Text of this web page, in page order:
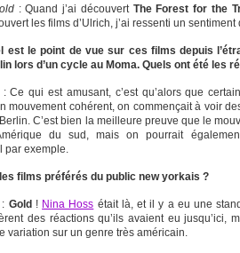
: Quand j’ai découvert The Forest for the
les films d’Ulrich, j’ai ressenti un
est le point de vue sur ces films depuis
lors d’un cycle au Moma. Quels ont été
Ce qui est amusant, c’est qu’alors que
mouvement cohérent, on commençait à voir
C’est bien la meilleure preuve que le
du sud, mais on pourrait
par exemple.
films préférés du public new yorkais ?
Gold ! Nina Hoss était là, et il y a eu une
des réactions qu’ils avaient eu
variation sur un genre très américain.